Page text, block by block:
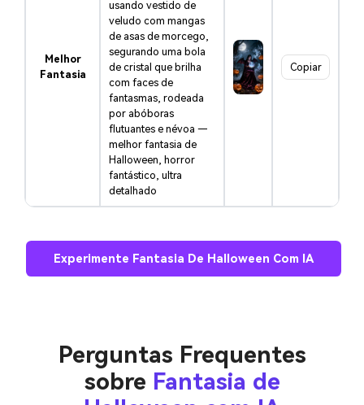
Melhor
Fantasia
usando vestido de
veludo com mangas
de asas de morcego,
segurando uma bola
de cristal que brilha
com faces de
fantasmas, rodeada
por abóboras
flutuantes e névoa —
melhor fantasia de
Halloween, horror
fantástico, ultra
detalhado
Copiar
Experimente Fantasia De Halloween Com IA
Perguntas Frequentes
sobre Fantasia de